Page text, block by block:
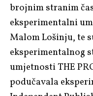
brojnim stranim
eksperimentalni
Malom Lošinju, te
eksperimentalnog
umjetnosti THE
podučavala